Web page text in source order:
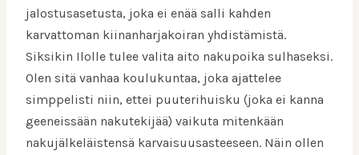
jalostusasetusta, joka ei enää salli kahden
karvattoman kiinanharjakoiran yhdistämistä.
Siksikin Ilolle tulee valita aito nakupoika sulhaseksi.
Olen sitä vanhaa koulukuntaa, joka ajattelee
simppelisti niin, ettei puuterihuisku (joka ei kanna
geeneissään nakutekijää) vaikuta mitenkään
nakujälkeläistensä karvaisuusasteeseen. Näin ollen